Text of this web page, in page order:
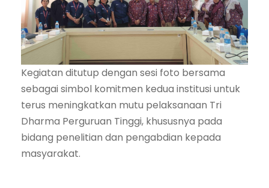
Kegiatan ditutup dengan sesi foto bersama
sebagai simbol komitmen kedua institusi untuk
terus meningkatkan mutu pelaksanaan Tri
Dharma Perguruan Tinggi, khususnya pada
bidang penelitian dan pengabdian kepada
masyarakat.